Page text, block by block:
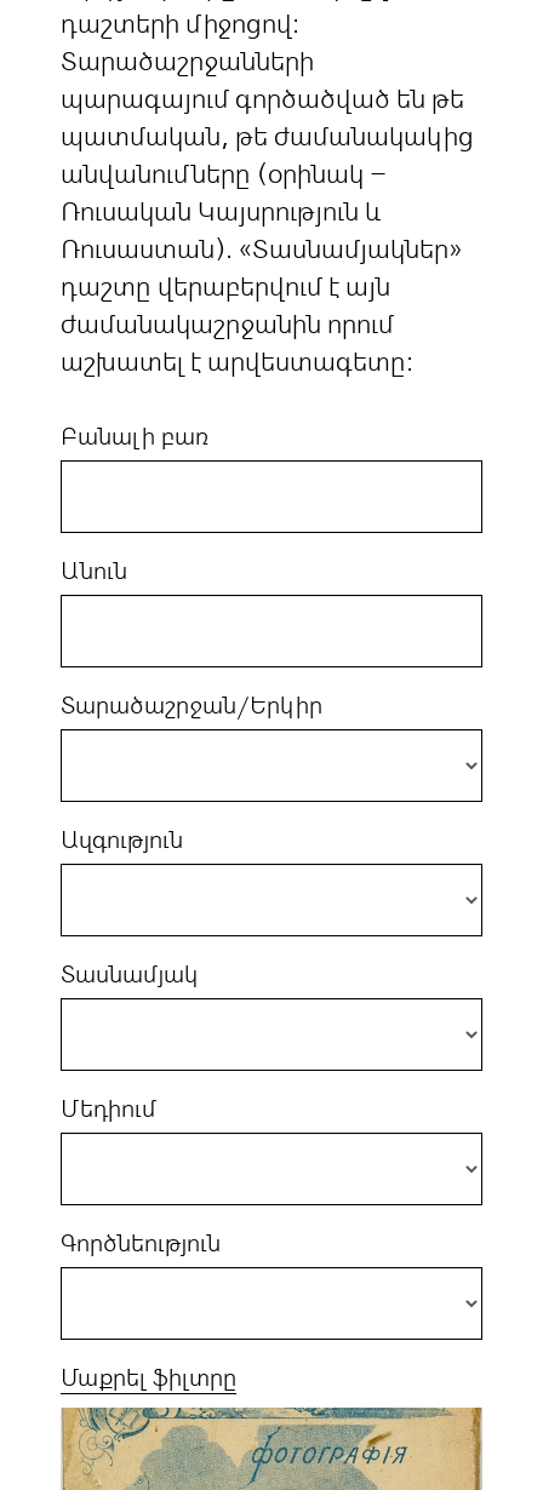
դաշտերի միջոցով:
Տարածաշրջանների
պարագայում գործածված են թե
պատմական, թե ժամանակակից
անվանումները (օրինակ –
Ռուսական Կայսրություն և
Ռուսաստան). «Տասնամյակներ»
դաշտը վերաբերվում է այն
ժամանակաշրջանին որում
աշխատել է արվեստագետը:
Բանալի բառ
Անուն
Տարածաշրջան/Երկիր
Ազգություն
Տասնամյակ
Մեդիում
Գործնեություն
Մաքրել ֆիլտրը